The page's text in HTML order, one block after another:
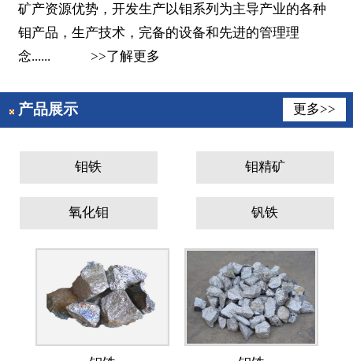
矿产资源优势，开发生产以钼系列为主导产业的各种
钼产品，生产技术，完备的设备和先进的管理理
念...... >>了解更多
产品展示 更多>>
钼铁 钼精矿
氧化钼 钒铁